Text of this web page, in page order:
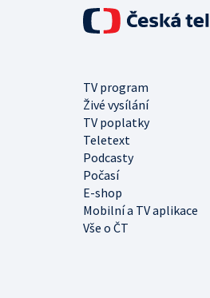
TV program
Živé vysílání
TV poplatky
Teletext
Podcasty
Počasí
E-shop
Mobilní a TV aplikace
Vše o ČT